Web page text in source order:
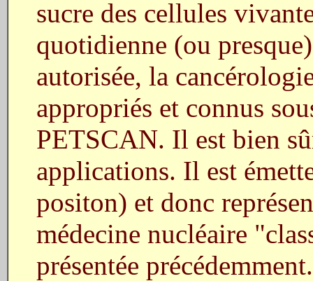
sucre des cellules
quotidienne (ou
autorisée, la
appropriés et connus
PETSCAN. Il est bien
applications. Il est
positon) et donc
médecine nucléaire
présentée précédemment.